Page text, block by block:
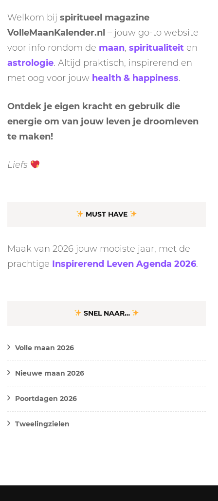
Welkom bij spiritueel magazine
VolleMaanKalender.nl – jouw go-to website
voor info rondom de maan, spiritualiteit en
astrologie. Altijd praktisch, inspirerend en
met oog voor jouw health & happiness.
Ontdek je eigen kracht en gebruik die
energie om van jouw leven je droomleven
te maken!
Liefs
MUST HAVE
Maak van 2026 jouw mooiste jaar, met de
prachtige Inspirerend Leven Agenda 2026.
SNEL NAAR…
Volle maan 2026
Nieuwe maan 2026
Poortdagen 2026
Tweelingzielen